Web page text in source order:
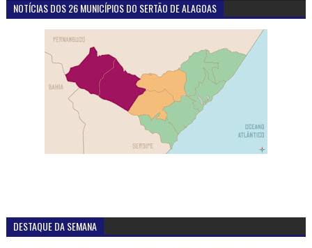
NOTÍCIAS DOS 26 MUNICÍPIOS DO SERTÃO DE ALAGOAS
DESTAQUE DA SEMANA